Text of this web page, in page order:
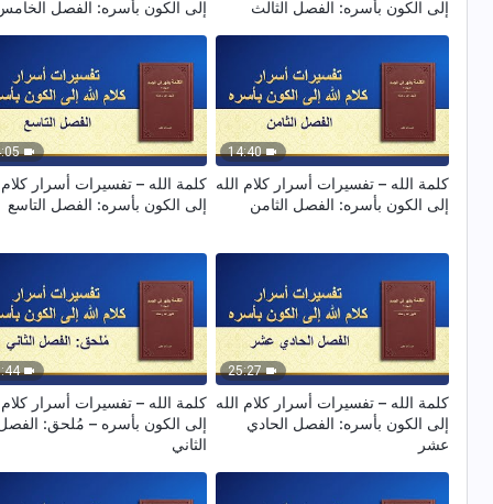
إلى الكون بأسره: الفصل الثالث إلى الكون بأسره: الفصل
14:40
كلمة الله – تفسيرات أسرار كلام الله
إلى الكون بأسره: الفصل الثامن
كلمة الله – تفسيرات أسرار كلام
إلى الكون بأسره: الفصل التاسع
25:27
كلمة الله – تفسيرات أسرار كلام الله
إلى الكون بأسره: الفصل الحادي
عشر
كلمة الله – تفسيرات أسرار كلام
إلى الكون بأسره – مُلحق:
الثاني